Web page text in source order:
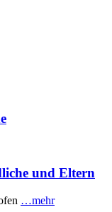
und Eltern
…mehr